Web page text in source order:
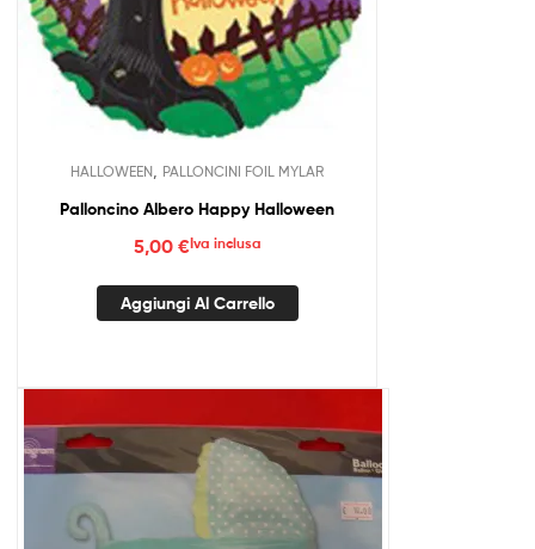
HALLOWEEN PALLONCINI FOIL MYLAR
Palloncino Albero Happy Halloween
5,00 €Iva inclusa
Aggiungi Al Carrello